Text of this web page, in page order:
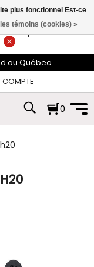
de plus de 74$*.
au Québec
0
plus fonctionnel Est-ce
témoins (cookies) »